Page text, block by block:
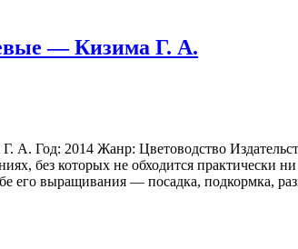
— Кизима Г. А.
Год: 2014 Жанр: Цветоводство
без которых не обходится практически
его выращивания — посадка, подкормка,